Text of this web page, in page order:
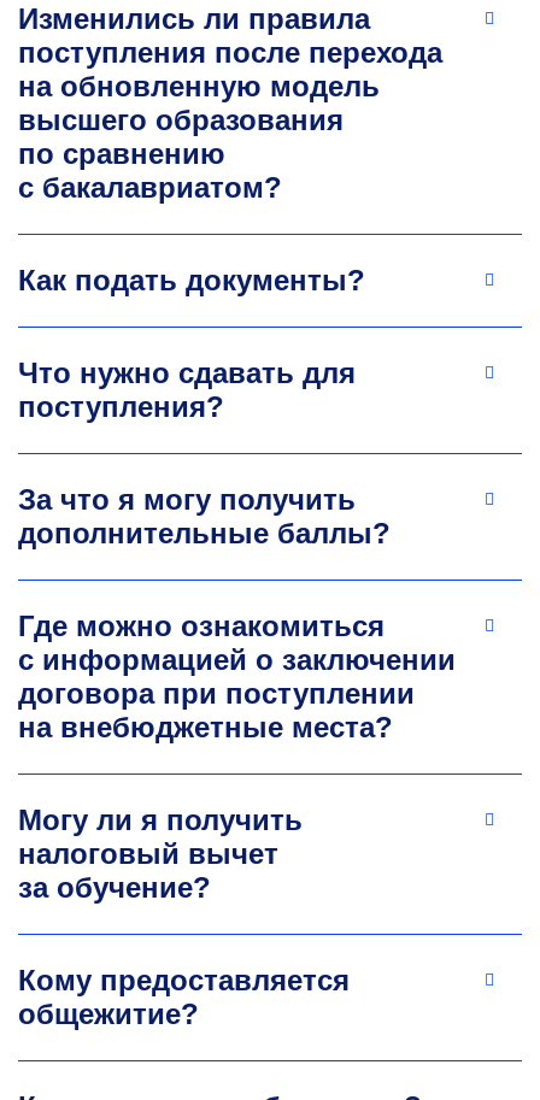
проектирования систем электроснабжения.
Число публикаций за последние 5 лет — 18.
Число публикаций в ядре РИНЦ за последние
5 лет — 8.
+7 499 230-23-35
plaschanskiy.la@misis.ru
Александр Евгеньевич
Кривенко
К.т.н., доценткафедры горного оборудования,
транспорта и машино­строения
горных машин и оборудования, эргономика
+7 499 230-24-43
Krivenko.ae@misis.ru
Василий Владимирович
К.т.н., и.о. заведующего
оборудования, транспорта и машино­строения
Изменились ли правила
поступления после перехода
на обновленную модель
высшего образования
по сравнению
с бакалавриатом?
Как подать документы?
Что нужно сдавать для
поступления?
За что я могу получить
дополнительные баллы?
Где можно ознакомиться
с информацией о заключении
договора при поступлении
на внебюджетные места?
Могу ли я получить
налоговый вычет
за обучение?
Кому предоставляется
общежитие?